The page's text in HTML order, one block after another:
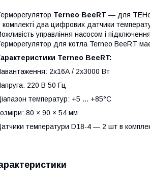
Terneo BeeRT — для
комплекті два цифрових датчики
управління насосом і
для котла Terneo BeeRT
Terneo BeeRT:
2х16А / 2x3000 Вт
220 В 50 Гц
температур: +5 ... +85°С
80 × 90 × 54 мм
температури D18-4 ― 2 шт в